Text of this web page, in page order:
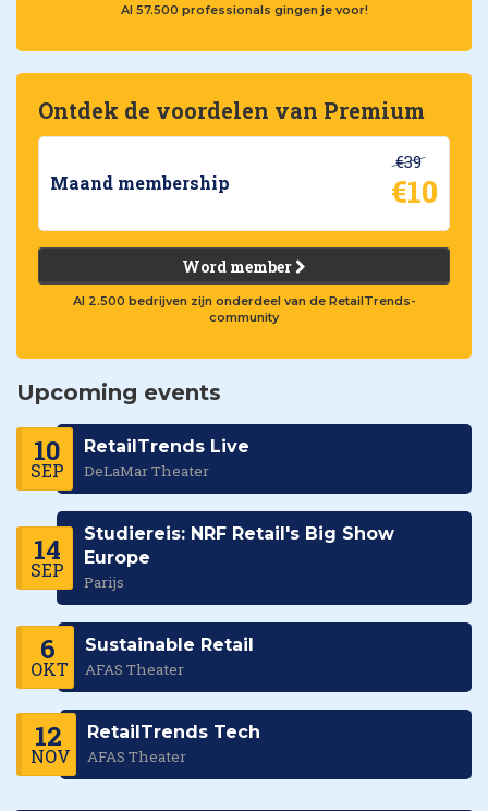
Al 57.500 professionals gingen je voor!
Ontdek de voordelen van Premium
Maand membership
€39
€10
Word member
Al 2.500 bedrijven zijn onderdeel van de RetailTrends-
community
Upcoming events
10
SEP
RetailTrends Live
DeLaMar Theater
14
SEP
Studiereis: NRF Retail's Big Show
Europe
Parijs
6
OKT
Sustainable Retail
AFAS Theater
12
NOV
RetailTrends Tech
AFAS Theater